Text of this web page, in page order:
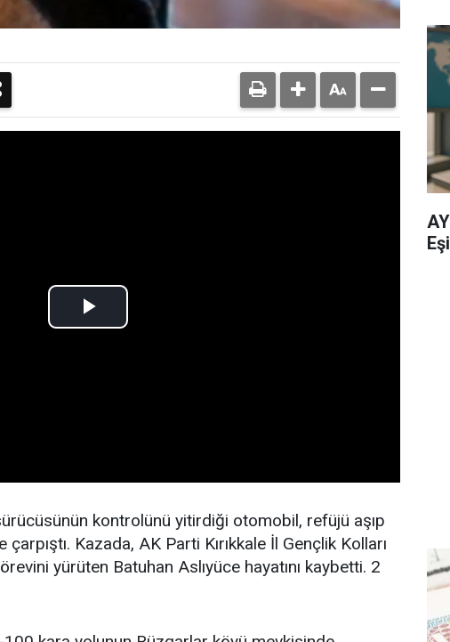
kontrolünü yitirdiği otomobil, refüjü aşıp
Kazada, AK Parti Kırıkkale İl Gençlik Kolları
yürüten Batuhan Aslıyüce hayatını kaybetti. 2